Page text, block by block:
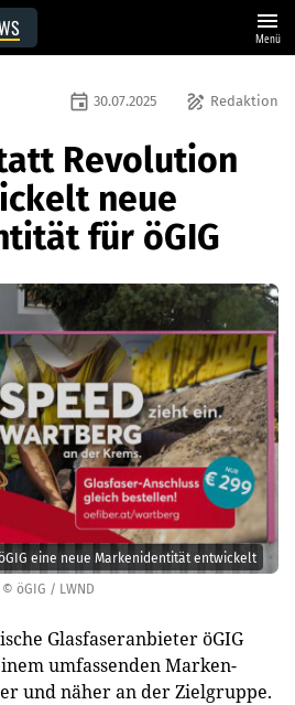
menu
Menü
© öGIG / LWND
eine neue Markenidentität entwickelt
draw Redaktion
event 30.07.2025
Revolution
neue
für öGIG
Glasfaseranbieter öGIG
umfassenden Marken-
und näher an der Zielgruppe.